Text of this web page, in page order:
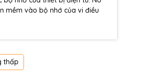
mềm vào bộ nhớ của vi điều
thấp